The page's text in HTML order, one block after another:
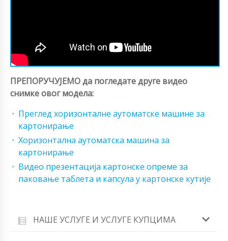
ПРЕПОРУЧУЈЕМО да погледате друге видео
снимке овог модела:
Преглед хоризонталне аутоматске машине за
картонирање
Хоризонтална аутоматска машина за
картонирање
Видео презентација картонске опреме за
паковање таблета и капсула у картонске кутије
НАШЕ УСЛУГЕ И УСЛУГЕ КУПЦИМА